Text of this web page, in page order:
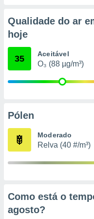
de
1199
Qualidade do ar
hoje
35 Aceitável
O₃ (88 µg/m³)
Pólen
Moderado
Relva (40 #/m³)
Como está o
agosto?